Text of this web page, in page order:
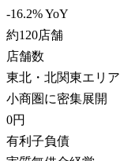
-16.2% YoY
約120店舗
店舗数
東北・北関東エリア
小商圏に密集展開
0円
有利子負債